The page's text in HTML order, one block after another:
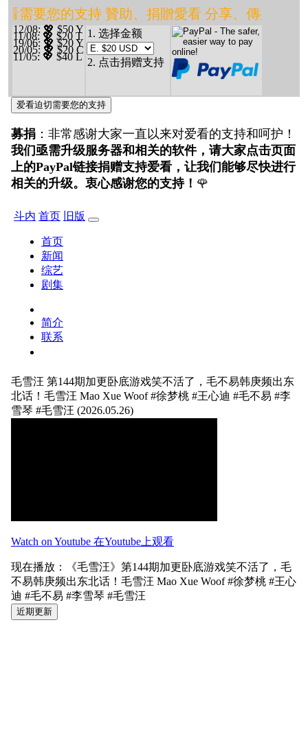
看需要您的支持 贊助、捐贈愛看 分享、傳播
12/08: 💖 $50 Y
11/08: 💖 $20 T
19/06: 💖 $20 Y
20/05: 💖 $20 C
11/05: 💖 $40 L
1. 选择金额
2. 点击捐赠支持
爱看迫切需要您的支持
募捐 ：非常感谢大家一直以来对爱看的支持和呵护！
我们亟需升级服务器和相关的软件，请大家点击页面
上的PayPal链接捐赠支持爱看，让我们能够尽快进行
相关的升级。衷心感谢您的支持！ 🌹
斗内 首页 旧版
首页
新闻
综艺
剧集
简介
联系
毛雪汪 第144期加更卧底游戏笑不活了，毛不易韩庚频出东
北话！毛雪汪 Mao Xue Woof #徐梦桃 #王心迪 #毛不易 #李
雪琴 #毛雪汪 (2026.05.26)
Watch on Youtube 在Youtube上观看
现在播放：《毛雪汪》第144期加更卧底游戏笑不活了，毛
不易韩庚频出东北话！毛雪汪 Mao Xue Woof #徐梦桃 #王心
迪 #毛不易 #李雪琴 #毛雪汪
近期更新